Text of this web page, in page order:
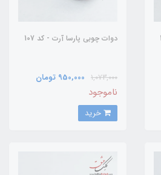
دوات چوبی پارسا آرت - کد 107
1,073,000 950,000 تومان
ناموجود